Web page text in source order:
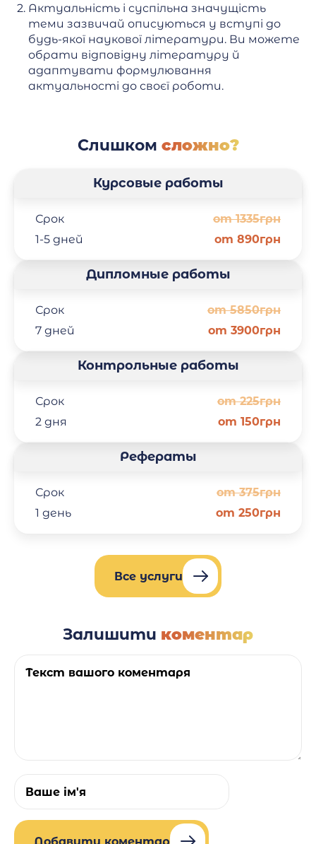
Актуальність і суспільна значущість
теми зазвичай описуються у вступі до
будь-якої наукової літератури. Ви можете
обрати відповідну літературу й
адаптувати формулювання
актуальності до своєї роботи.
Слишком сложно?
Курсовые работы
Срок
1-5 дней
от 1335грн
от 890грн
Дипломные работы
Срок
7 дней
от 5850грн
от 3900грн
Контрольные работы
Срок
2 дня
от 225грн
от 150грн
Рефераты
Срок
1 день
от 375грн
от 250грн
Все услуги
Залишити коментар
Добавити коментар